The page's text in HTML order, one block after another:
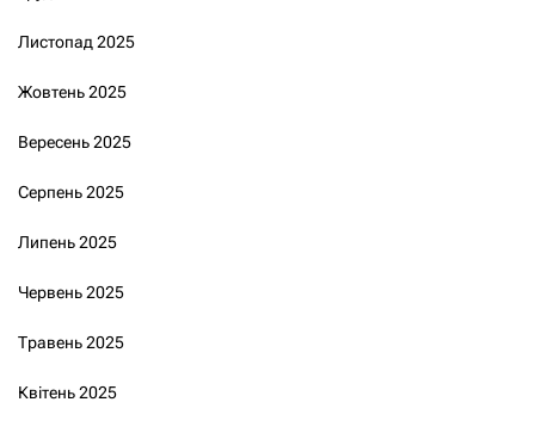
Листопад 2025
Жовтень 2025
Вересень 2025
Серпень 2025
Липень 2025
Червень 2025
Травень 2025
Квітень 2025